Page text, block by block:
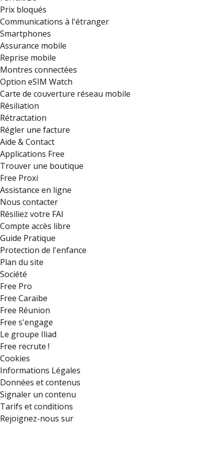
Prix bloqués
Communications à l'étranger
Smartphones
Assurance mobile
Reprise mobile
Montres connectées
Option eSIM Watch
Carte de couverture réseau mobile
Résiliation
Rétractation
Régler une facture
Aide & Contact
Applications Free
Trouver une boutique
Free Proxi
Assistance en ligne
Nous contacter
Résiliez votre FAI
Compte accès libre
Guide Pratique
Protection de l'enfance
Plan du site
Société
Free Pro
Free Caraïbe
Free Réunion
Free s'engage
Le groupe Iliad
Free recrute !
Cookies
Informations Légales
Données et contenus
Signaler un contenu
Tarifs et conditions
Rejoignez-nous sur